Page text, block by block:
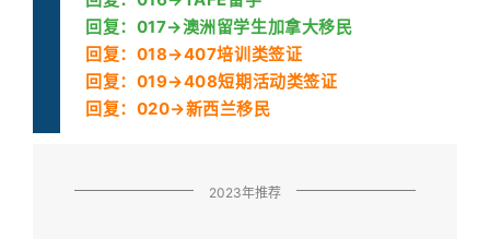
回复：017→澳洲留学生加拿大移民
回复：018→407培训类签证
回复：019→408短期活动类签证
回复：020→新西兰移民
2023年推荐